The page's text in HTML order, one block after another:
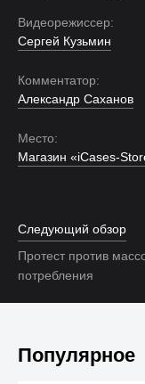
Видеорежиссер:
Сергей Кузьмин
Комментатор:
Александр Саханов
Место:
Магазин «iCases-
Следующий обзор
Протест против
потребления
Популярное